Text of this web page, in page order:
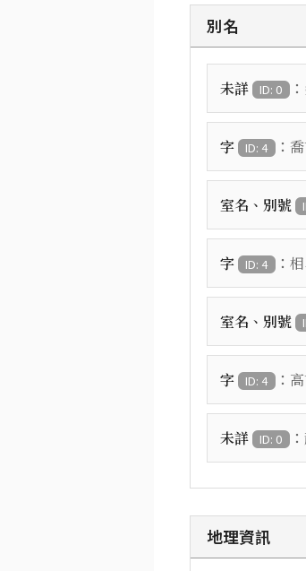
別名
未詳 ID: 0 ：
字 ID: 4 ：
室名、別號
字 ID: 4 ：
室名、別號
字 ID: 4 ：
未詳 ID: 0 ：
地理資訊